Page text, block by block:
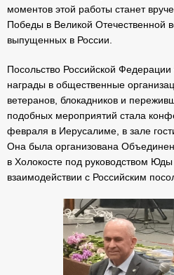
моментов этой работы станет
Победы в Великой Отечественной
выпущенных в России.
Посольство Российской
награды в общественные
ветеранов, блокадников и
подобных мероприятий стала
февраля в Иерусалиме, в зале
Она была организована
в Холокосте под руководством
взаимодействии с Российским